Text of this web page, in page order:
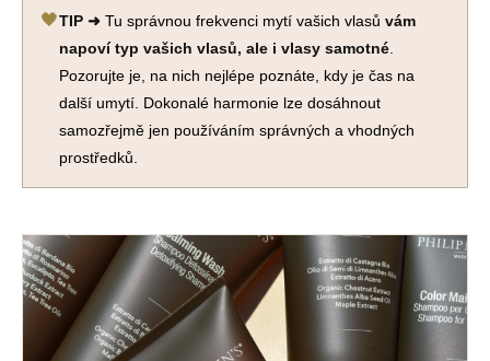
🖤TIP ➜ Tu správnou frekvenci mytí vašich vlasů vám
napoví typ vašich vlasů, ale i vlasy samotné
Pozorujte je, na nich nejlépe poznáte, kdy je čas na
další umytí. Dokonalé harmonie lze dosáhnout
samozřejmě jen používáním správných a vhodných
prostředků.